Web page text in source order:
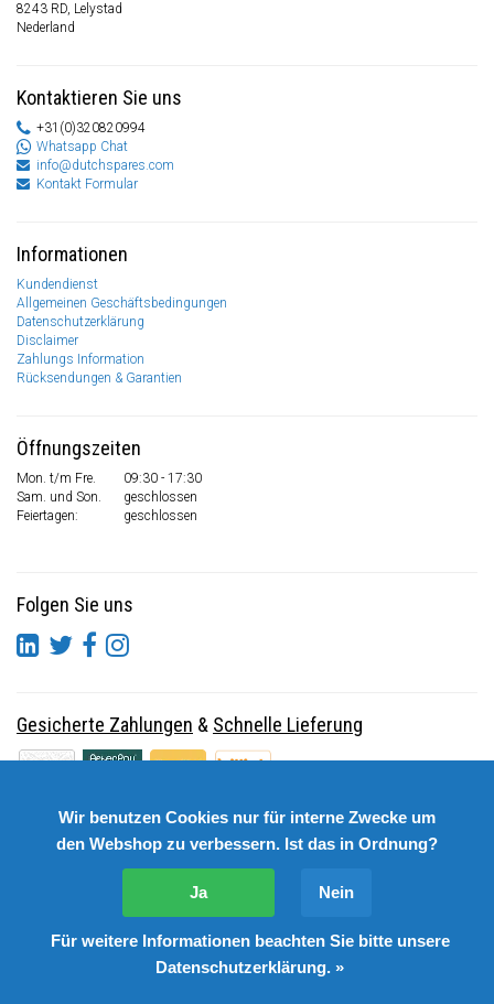
8243 RD, Lelystad
Nederland
Kontaktieren Sie uns
+31(0)320820994
Whatsapp Chat
info@dutchspares.com
Kontakt Formular
Informationen
Kundendienst
Allgemeinen Geschäftsbedingungen
Datenschutzerklärung
Disclaimer
Zahlungs Information
Rücksendungen & Garantien
Öffnungszeiten
Mon. t/m Fre.
09:30 - 17:30
Sam. und Son.
geschlossen
Feiertagen:
geschlossen
Folgen Sie uns
Gesicherte Zahlungen & Schnelle Lieferung
© Copyright 2026 DutchSpares B.V. - Design byWebdinge.nl
DutchSpares B.V. word beoordeeld met: 9,9/10 (2541
Wir benutzen Cookies nur für interne Zwecke um
den Webshop zu verbessern. Ist das in Ordnung?
Ja Nein
Für weitere Informationen beachten Sie bitte unsere
Datenschutzerklärung. »